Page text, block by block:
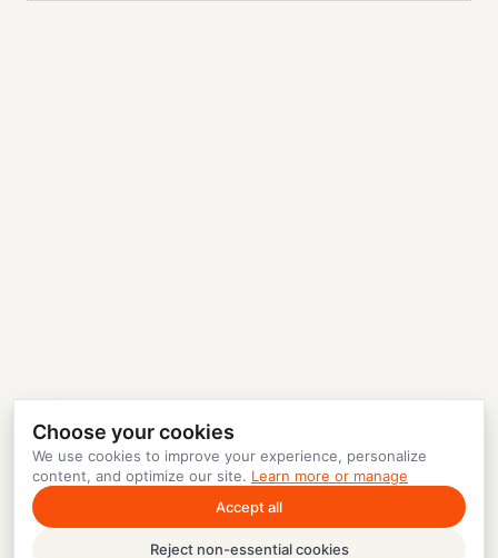
Choose your cookies
We use cookies to improve your experience, personalize
content, and optimize our site. Learn more or manage
Accept all
Reject non-essential cookies